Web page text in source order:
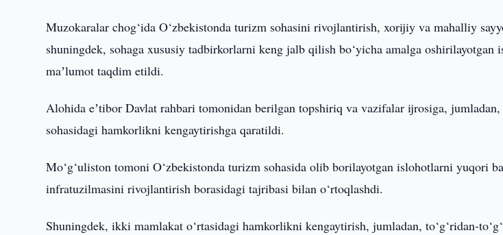
Muzokaralar chog‘ida O‘zbekistonda turizm sohasini rivojlantirish, xorijiy va mahalliy
shuningdek, sohaga xususiy tadbirkorlarni keng jalb qilish bo‘yicha amalga oshirilayotgan
maʼlumot taqdim etildi.
Alohida eʼtibor Davlat rahbari tomonidan berilgan topshiriq va vazifalar ijrosiga,
sohasidagi hamkorlikni kengaytirishga qaratildi.
Mo‘g‘uliston tomoni O‘zbekistonda turizm sohasida olib borilayotgan islohotlarni yuqori
infratuzilmasini rivojlantirish borasidagi tajribasi bilan o‘rtoqlashdi.
Shuningdek, ikki mamlakat o‘rtasidagi hamkorlikni kengaytirish, jumladan, to‘g‘ridan-